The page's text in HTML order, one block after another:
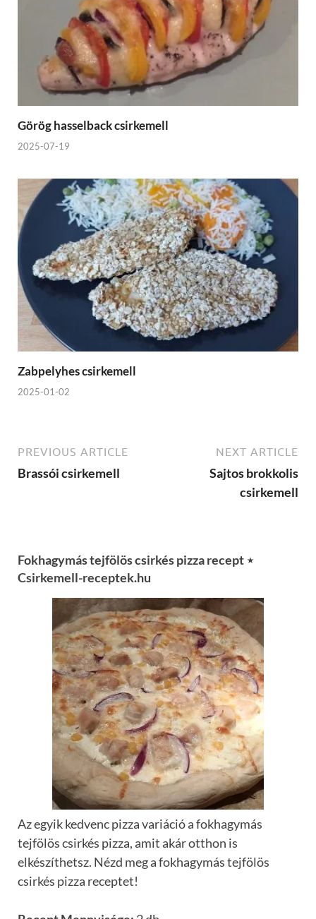
Görög hasselback csirkemell
2025-07-19
Zabpelyhes csirkemell
2025-01-02
PREVIOUS ARTICLE
Brassói csirkemell
NEXT ARTICLE
Sajtos brokkolis
csirkemell
Fokhagymás tejfölös csirkés pizza recept ⋆
Csirkemell-receptek.hu
Az egyik kedvenc pizza variáció a fokhagymás
tejfölös csirkés pizza, amit akár otthon is
elkészíthetsz. Nézd meg a fokhagymás tejfölös
csirkés pizza receptet!